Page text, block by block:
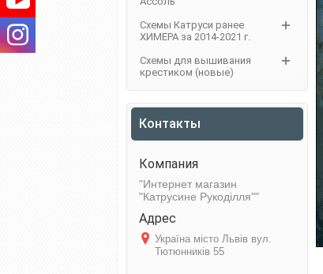
Схемы Катруси ранее
ХИМЕРА за 2014-2021 г.
Схемы для вышивания
крестиком (новые)
Контакты
Интернет магазин
"Катрусине Рукоділля"
Україна місто Львів вул.
Тютюнників 55